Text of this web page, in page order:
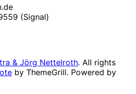
(Signal)
& Jörg Nettelroth. All rights
by ThemeGrill. Powered by